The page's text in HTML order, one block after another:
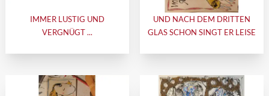
IMMER LUSTIG UND
VERGNÜGT ...
UND NACH DEM DRITTEN
GLAS SCHON SINGT ER LEISE